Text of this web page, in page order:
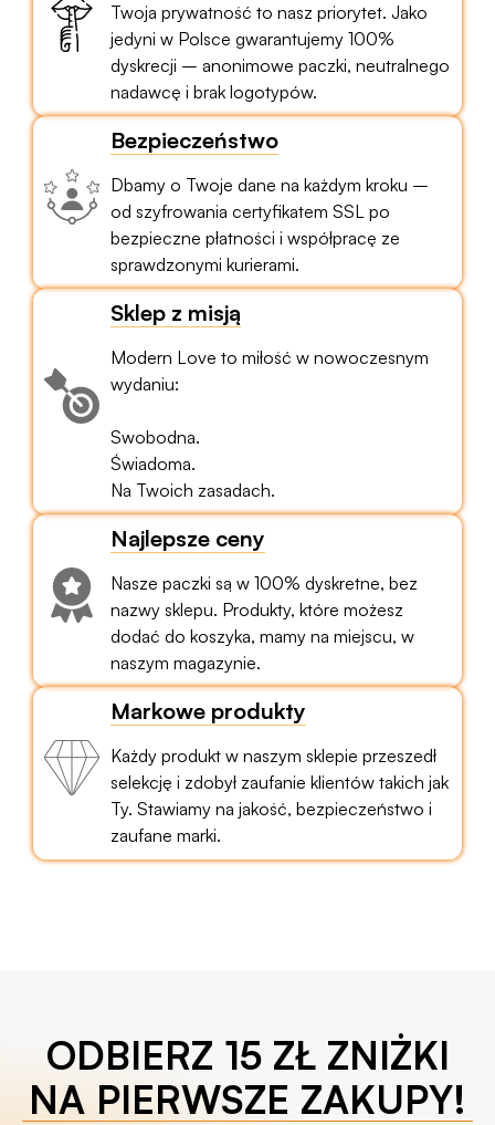
Twoja prywatność to nasz priorytet. Jako
jedyni w Polsce gwarantujemy 100%
dyskrecji – anonimowe paczki, neutralnego
nadawcę i brak logotypów.
Bezpieczeństwo
Dbamy o Twoje dane na każdym kroku –
od szyfrowania certyfikatem SSL po
bezpieczne płatności i współpracę ze
sprawdzonymi kurierami.
Sklep z misją
Modern Love to miłość w nowoczesnym
wydaniu:
Swobodna.
Świadoma.
Na Twoich zasadach.
Najlepsze ceny
Nasze paczki są w 100% dyskretne, bez
nazwy sklepu. Produkty, które możesz
dodać do koszyka, mamy na miejscu, w
naszym magazynie.
Markowe produkty
Każdy produkt w naszym sklepie przeszedł
selekcję i zdobył zaufanie klientów takich jak
Ty. Stawiamy na jakość, bezpieczeństwo i
zaufane marki.
ODBIERZ 15 ZŁ ZNIŻKI
NA PIERWSZE ZAKUPY!